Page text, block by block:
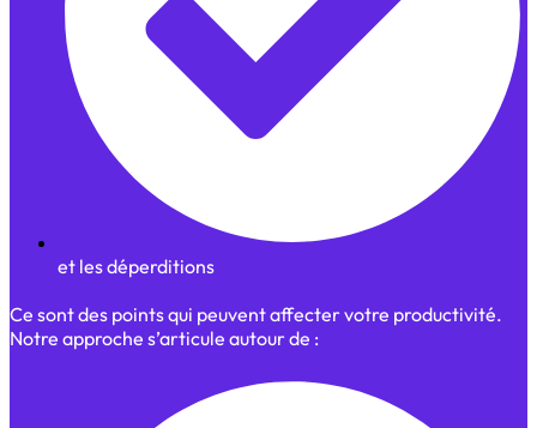
et les déperditions
Ce sont des points qui peuvent affecter votre productivité.
Notre approche s’articule autour de :